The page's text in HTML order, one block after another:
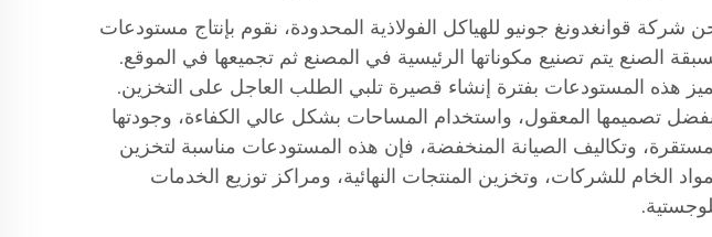
شركة قوانغدونغ جونيو للهياكل الفولاذية المحدودة، نقوم بإنتاج مستودعات
الصنع يتم تصنيع مكوناتها الرئيسية في المصنع ثم تجميعها في الموقع.
هذه المستودعات بفترة إنشاء قصيرة تلبي الطلب العاجل على التخزين.
تصميمها المعقول، واستخدام المساحات بشكل عالي الكفاءة، وجودتها
وتكاليف الصيانة المنخفضة، فإن هذه المستودعات مناسبة لتخزين
الخام للشركات، وتخزين المنتجات النهائية، ومراكز توزيع الخدمات